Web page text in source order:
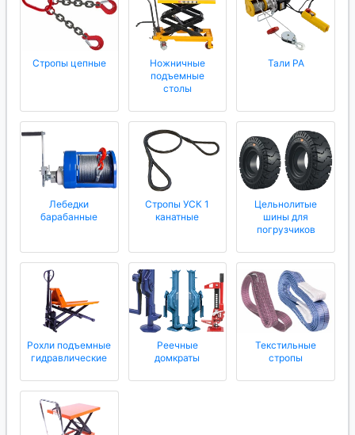
Стропы цепные
Ножничные
подъемные
столы
Тали РА
Лебедки
барабанные
Стропы УСК 1
канатные
Цельнолитые
шины для
погрузчиков
Рохли подъемные
гидравлические
Реечные
домкраты
Текстильные
стропы